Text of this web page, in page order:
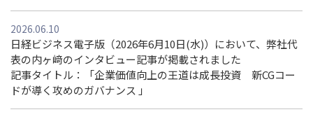
2026.06.10
日経ビジネス電子版（2026年6月10日(水)）において、弊社代
表の内ヶ﨑のインタビュー記事が掲載されました
記事タイトル：「企業価値向上の王道は成長投資 新CGコー
ドが導く攻めのガバナンス 」